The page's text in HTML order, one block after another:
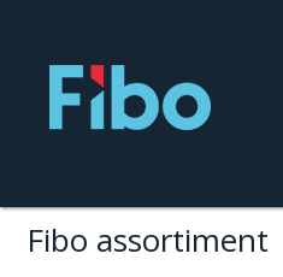
Fibo assortiment